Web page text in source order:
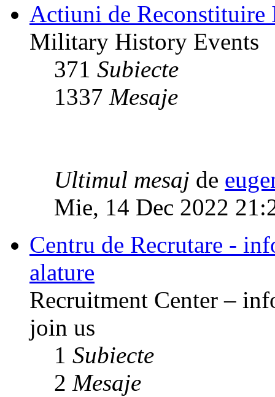
Actiuni de
Military History Events
371 Subiecte
1337 Mesaje
Ultimul mesaj de
Mie, 14 Dec 2022
Centru de Recrutare -
alature
Recruitment Center –
join us
1 Subiecte
2 Mesaje